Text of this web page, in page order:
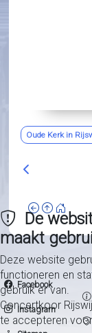
Oude Kerk in
Vorig artikel:
Facebook
Instagram
De
maakt
Deze website
functioneren en
gebruik er van.
Concertkoor
te accepteren